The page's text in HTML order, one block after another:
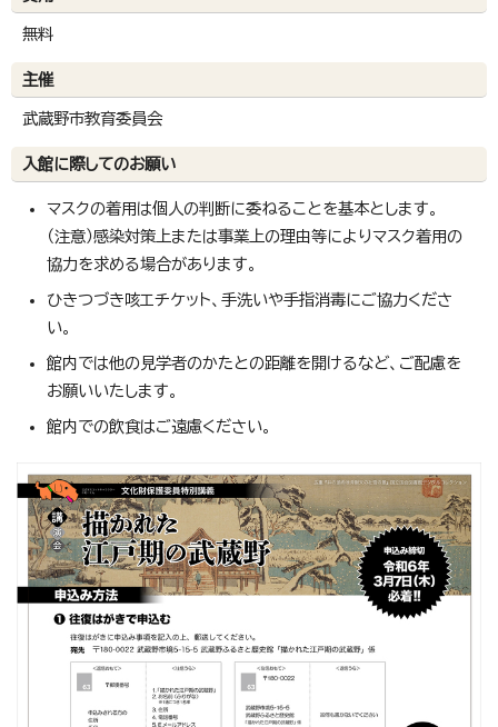
無料
主催
武蔵野市教育委員会
入館に際してのお願い
マスクの着用は個人の判断に委ねることを基本とします。
（注意）感染対策上または事業上の理由等によりマスク着用の
協力を求める場合があります。
ひきつづき咳エチケット、手洗いや手指消毒にご協力くださ
い。
館内では他の見学者のかたとの距離を開けるなど、ご配慮を
お願いいたします。
館内での飲食はご遠慮ください。